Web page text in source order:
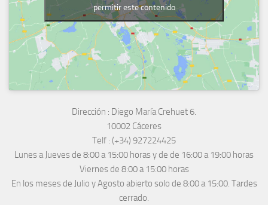
permitir este contenido
Dirección : Diego María Crehuet 6.
10002 Cáceres
Telf : (+34) 927224425
Lunes a Jueves de 8:00 a 15:00 horas y de de 16:00 a 19:00 horas
Viernes de 8:00 a 15:00 horas
En los meses de Julio y Agosto abierto solo de 8:00 a 15:00. Tardes
cerrado.